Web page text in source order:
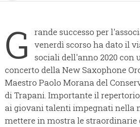
G
rande successo per
venerdì scorso ha dato il
sociali dell'anno 2020 con
concerto della New Saxophone
Maestro Paolo Morana del
di Trapani. Importante il
ai giovani talenti impegnati nella
mettere in mostra le